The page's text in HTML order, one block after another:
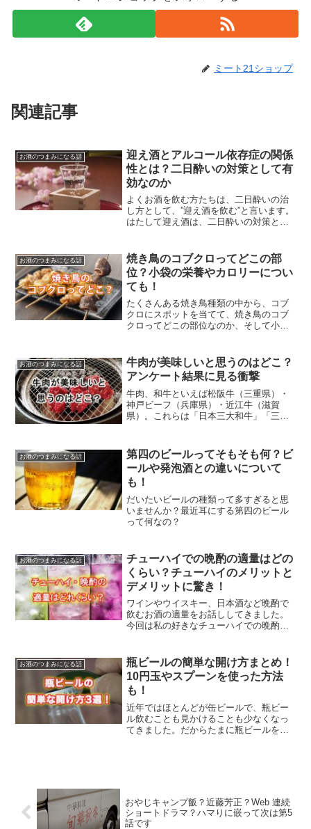
ミート21ショップ
関連記事
お酒のつまみになる話
迎え酒とアルコール依存症の関係
性とは？二日酔いの対策として有
効なのか
よくお酒を飲む方たちは、二日酔いの治
し方として、”迎え酒を飲む”と言います。
はたして迎え酒は、二日酔いの対策とし
お酒のつまみになる話
焼き鳥のコブクロってどこの部
位？小袋の栄養やカロリーについ
ても！
たくさんある焼き鳥種類の中から、コブ
クロにスポットを当てて、焼き鳥のコブ
クロってどこの部位なのか、そして小袋
お酒のつまみになる話
牛肉が美味しいと思うのはどこ？
アンケート結果に見る衝撃
牛肉、和牛といえば松阪牛（三重県）・
神戸ビーフ（兵庫県）・近江牛（滋賀
県）。これらは「日本三大和牛」「三大
が、その中のTOP3が「近江牛、松阪牛、
神戸牛（神戸ビーフ）」になります。こ
の３つの銘柄に、米沢牛・飛騨牛を加え
て「五大和牛」と呼んだり、三大和牛を
名乗ったりもします。三大和牛として、
明確で公式な取り決めは無いそうです。
お酒のつまみになる話
第四のビールってそもそも何？ビ
ールや発泡酒との違いについて
も！
だいたいビールの種類って多すぎると思
いませんか？最近耳にする第四のビール
って何なの？
お酒のつまみになる話
チューハイでの晩酌の適量はどの
くらい？チューハイのメリットと
デメリットに驚き！
ワインやウイスキー、日本酒など晩酌で
飲むお酒の適量をお話ししてきました。
今回は私の好きなチューハイでの晩酌の
お酒のつまみになる話
瓶ビールの簡単な開け方まとめ！
10円玉やスプーンを使った方法
も！
近年ではほとんどが缶ビールで、瓶ビー
ル飲むことも見かけることも少なくなっ
てきました。だからたまに瓶ビールを飲
おやじキャンプ飯？近藤芳正？Web 連続
ショートドラマ？ハマりに嵌って次は第5
話です